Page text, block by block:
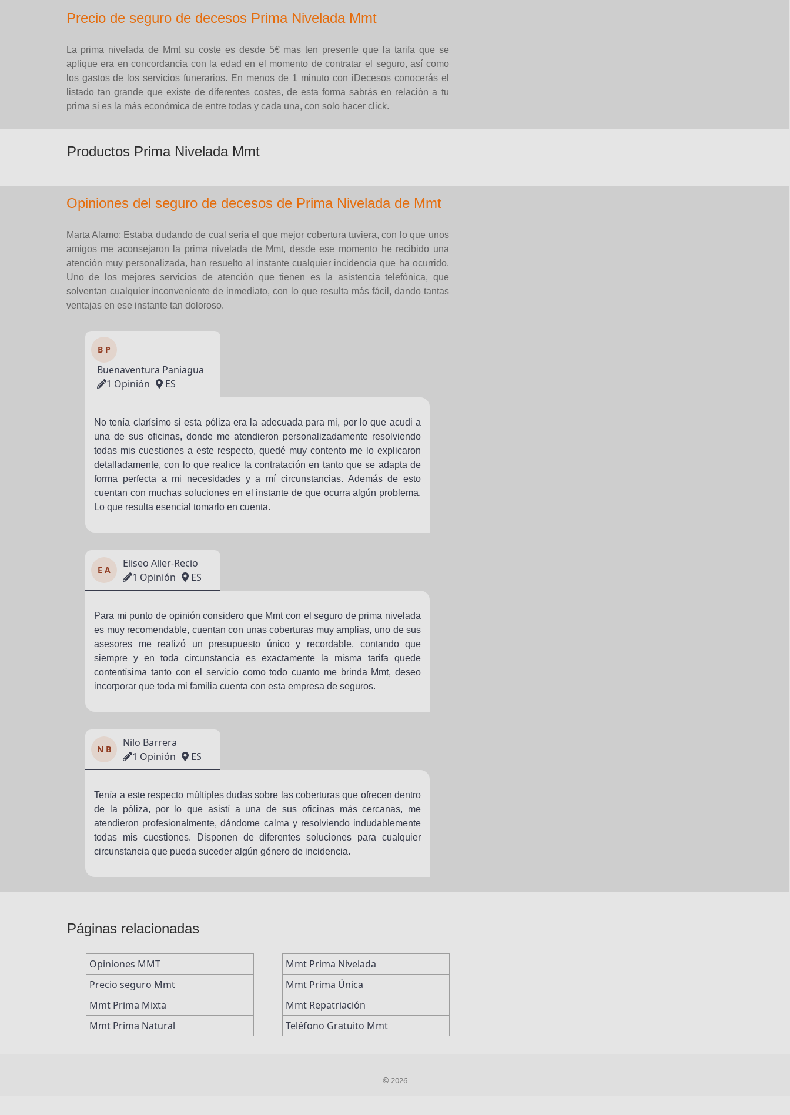
Precio de seguro de decesos Prima Nivelada Mmt
La prima nivelada de Mmt su coste es desde 5€ mas ten presente que la tarifa que se
aplique era en concordancia con la edad en el momento de contratar el seguro, así como
los gastos de los servicios funerarios. En menos de 1 minuto con iDecesos conocerás el
listado tan grande que existe de diferentes costes, de esta forma sabrás en relación a tu
prima si es la más económica de entre todas y cada una, con solo hacer click.
Productos Prima Nivelada Mmt
Opiniones del seguro de decesos de Prima Nivelada de Mmt
Marta Alamo: Estaba dudando de cual seria el que mejor cobertura tuviera, con lo que unos
amigos me aconsejaron la prima nivelada de Mmt, desde ese momento he recibido una
atención muy personalizada, han resuelto al instante cualquier incidencia que ha ocurrido.
Uno de los mejores servicios de atención que tienen es la asistencia telefónica, que
solventan cualquier inconveniente de inmediato, con lo que resulta más fácil, dando tantas
ventajas en ese instante tan doloroso.
B P
Buenaventura Paniagua
1 Opinión
ES
No tenía clarísimo si esta póliza era la adecuada para mi, por lo que acudi a
una de sus oficinas, donde me atendieron personalizadamente resolviendo
todas mis cuestiones a este respecto, quedé muy contento me lo explicaron
detalladamente, con lo que realice la contratación en tanto que se adapta de
forma perfecta a mi necesidades y a mí circunstancias. Además de esto
cuentan con muchas soluciones en el instante de que ocurra algún problema.
Lo que resulta esencial tomarlo en cuenta.
E A
Eliseo Aller-Recio
1 Opinión
ES
Para mi punto de opinión considero que Mmt con el seguro de prima nivelada
es muy recomendable, cuentan con unas coberturas muy amplias, uno de sus
asesores me realizó un presupuesto único y recordable, contando que
siempre y en toda circunstancia es exactamente la misma tarifa quede
contentísima tanto con el servicio como todo cuanto me brinda Mmt, deseo
incorporar que toda mi familia cuenta con esta empresa de seguros.
N B
Nilo Barrera
1 Opinión
ES
Tenía a este respecto múltiples dudas sobre las coberturas que ofrecen dentro
de la póliza, por lo que asistí a una de sus oficinas más cercanas, me
atendieron profesionalmente, dándome calma y resolviendo indudablemente
todas mis cuestiones. Disponen de diferentes soluciones para cualquier
circunstancia que pueda suceder algún género de incidencia.
Páginas relacionadas
Opiniones MMT
Precio seguro Mmt
Mmt Prima Mixta
Mmt Prima Natural
Mmt Prima Nivelada
Mmt Prima Única
Mmt Repatriación
Teléfono Gratuito Mmt
© 2026